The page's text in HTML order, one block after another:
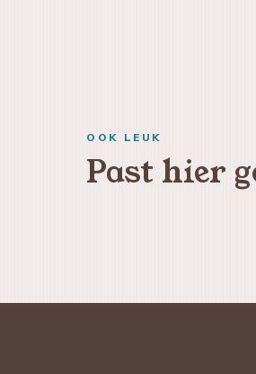
OOK LEUK
Past hier